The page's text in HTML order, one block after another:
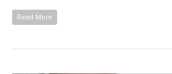
Read More